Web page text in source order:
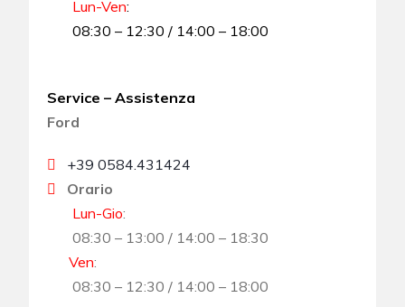
Lun-Ven:
08:30 – 12:30 / 14:00 – 18:00
Service – Assistenza
Ford
+39 0584.431424
Orario
Lun-Gio:
08:30 – 13:00 / 14:00 – 18:30
Ven:
08:30 – 12:30 / 14:00 – 18:00